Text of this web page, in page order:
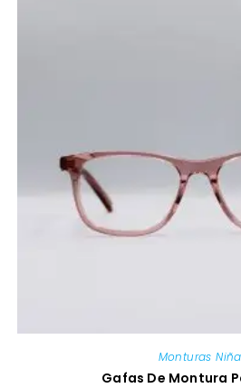
Monturas
Gafas De Montura